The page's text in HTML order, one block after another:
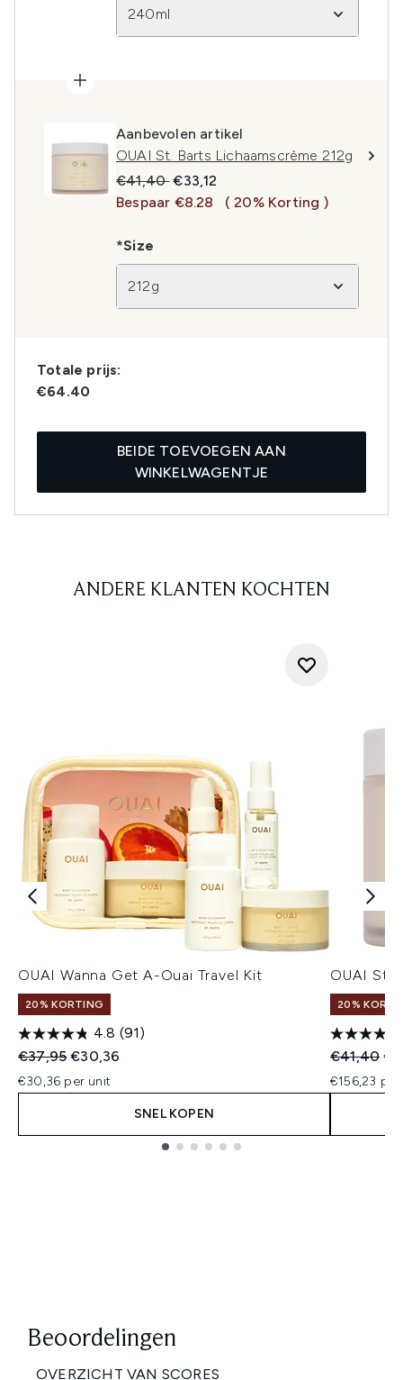
240ml
Aanbevolen artikel
OUAI St. Barts Lichaamscrème 212g
Recommended Retail Price:
€41,40Huidige prijs:
€33,12
Bespaar €8.28
( 20% Korting )
*Size
212g
Totale prijs:
€64.40
BEIDE TOEVOEGEN AAN
WINKELWAGENTJE
ANDERE KLANTEN KOCHTEN
OUAI Wanna Get A-Ouai Travel Kit
20% KORTING
4.8 (91)
Recommended Retail Price:
€37,95Huidige prijs:
€30,36
€30,36 per unit
SNEL KOPEN
OUAI St.
20%
€41,40
€156,23 per